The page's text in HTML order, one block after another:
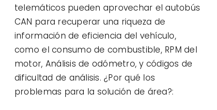
telemáticos pueden aprovechar el autobús
CAN para recuperar una riqueza de
información de eficiencia del vehículo,
como el consumo de combustible, RPM del
motor, Análisis de odómetro, y códigos de
dificultad de análisis. ¿Por qué los
problemas para la solución de área?: